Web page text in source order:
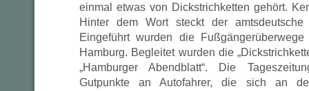
einmal etwas von Dickstrichketten gehört.
Hinter dem Wort steckt der amtsdeutsche
Eingeführt wurden die
Hamburg. Begleitet wurden die
„Hamburger Abendblatt“. Die
Gutpunkte an Autofahrer, die sich an